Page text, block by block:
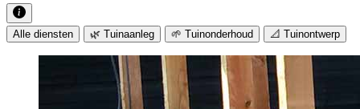
Alle diensten 🌿 Tuinaanleg 🌱 Tuinonderhoud 📐 Tuinontwerp